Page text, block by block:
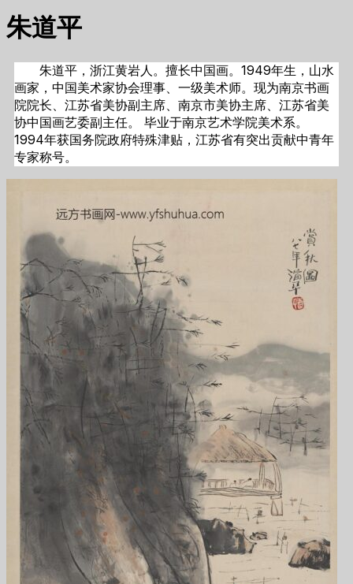
朱道平
朱道平，浙江黄岩人。擅长中国画。1949年生，山水
画家，中国美术家协会理事、一级美术师。现为南京书画
院院长、江苏省美协副主席、南京市美协主席、江苏省美
协中国画艺委副主任。 毕业于南京艺术学院美术系。
1994年获国务院政府特殊津贴，江苏省有突出贡献中青年
专家称号。